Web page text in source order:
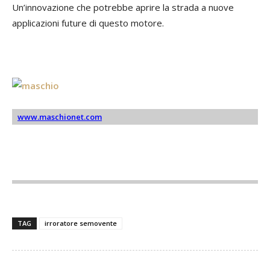
Un’innovazione che potrebbe aprire la strada a nuove
applicazioni future di questo motore.
www.maschionet.com
TAG irroratore semovente